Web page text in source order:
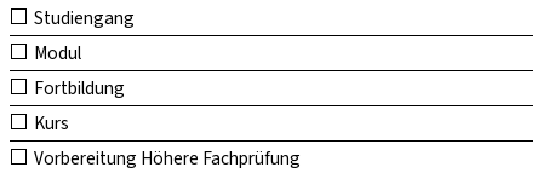
Studiengang
Modul
Fortbildung
Kurs
Vorbereitung Höhere Fachprüfung